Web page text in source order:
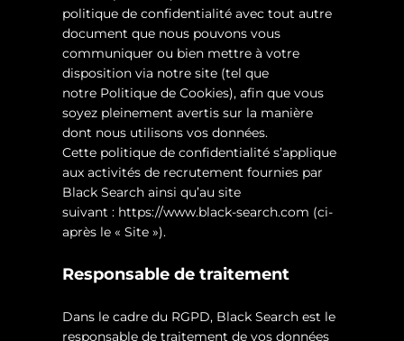
politique de confidentialité avec tout autre
document que nous pouvons vous
communiquer ou bien mettre à votre
disposition via notre site (tel que
notre Politique de Cookies), afin que vous
soyez pleinement avertis sur la manière
dont nous utilisons vos données.
Cette politique de confidentialité s’applique
aux activités de recrutement fournies par
Black Search ainsi qu’au site
suivant : https://www.black-search.com (ci-
après le « Site »).
Responsable de traitement
Dans le cadre du RGPD, Black Search est le
responsable de traitement de vos données